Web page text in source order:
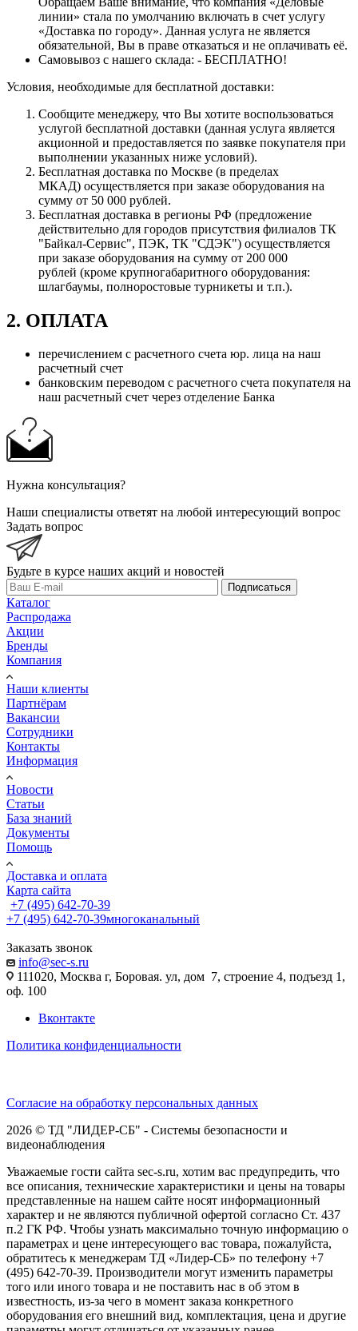
линии» стала по умолчанию включать в счет услугу
«Доставка по городу». Данная услуга не является
обязательной, Вы в праве отказаться и не оплачивать её.
Самовывоз с нашего склада: - БЕСПЛАТНО!
Условия, необходимые для бесплатной доставки:
Сообщите менеджеру, что Вы хотите воспользоваться
услугой бесплатной доставки (данная услуга является
акционной и предоставляется по заявке покупателя при
выполнении указанных ниже условий).
Бесплатная доставка по Москве (в пределах
МКАД) осуществляется при заказе оборудования на
сумму от 50 000 рублей.
Бесплатная доставка в регионы РФ (предложение
действительно для городов присутствия филиалов ТК
"Байкал-Сервис", ПЭК, ТК "СДЭК") осуществляется
при заказе оборудования на сумму от 200 000
рублей (кроме крупногабаритного оборудования:
шлагбаумы, полноростовые турникеты и т.п.).
2. ОПЛАТА
перечислением с расчетного счета юр. лица на наш
расчетный счет
банковским переводом с расчетного счета покупателя на
наш расчетный счет через отделение Банка
Нужна консультация?
Наши специалисты ответят на любой интересующий вопрос
Задать вопрос
Будьте в курсе наших акций и новостей
Подписаться
Каталог
Распродажа
Акции
Бренды
Компания
Наши клиенты
Партнёрам
Вакансии
Сотрудники
Контакты
Информация
Новости
Статьи
База знаний
Документы
Помощь
Доставка и оплата
Карта сайта
+7 (495) 642-70-39
+7 (495) 642-70-39многоканальный
Заказать звонок
info@sec-s.ru
111020, Москва г, Боровая. ул, дом 7, строение 4, подъезд 1,
оф. 100
Вконтакте
Политика конфиденциальности
Согласие на обработку персональных данных
2026 © ТД "ЛИДЕР-СБ" - Системы безопасности и
видеонаблюдения
Уважаемые гости сайта sec-s.ru, хотим вас предупредить, что
все описания, технические характеристики и цены на товары
представленные на нашем сайте носят информационный
характер и не являются публичной офертой согласно Ст. 437
п.2 ГК РФ. Чтобы узнать максимально точную информацию о
параметрах и цене интересующего вас товара, пожалуйста,
обратитесь к менеджерам ТД «Лидер-СБ» по телефону +7
(495) 642-70-39. Производители могут изменить параметры
того или иного товара и не поставить нас в об этом в
известность, из-за чего в момент заказа конкретного
оборудования его внешний вид, комплектация, цена и другие